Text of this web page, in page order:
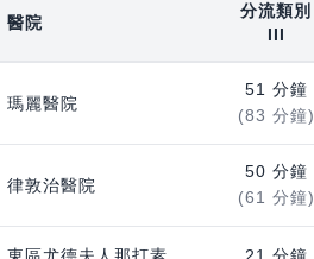
醫院
分流類別
III
瑪麗醫院
51 分鐘
(83 分鐘)
律敦治醫院
50 分鐘
(61 分鐘)